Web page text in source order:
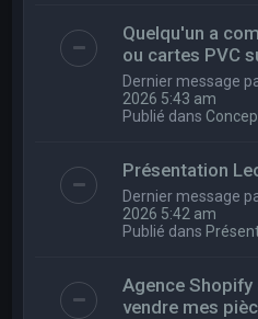
Quelqu'un a
ou cartes PVC
Dernier message
2026 5:43 am
Publié dans
Présentation
Dernier message
2026 5:42 am
Publié dans
Agence
vendre mes